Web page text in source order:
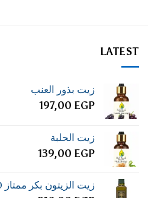
LATEST
زيت بذور العنب
197,00 EGP
زيت الحلبة
139,00 EGP
زيت الزيتون بكر ممتاز 250 مل